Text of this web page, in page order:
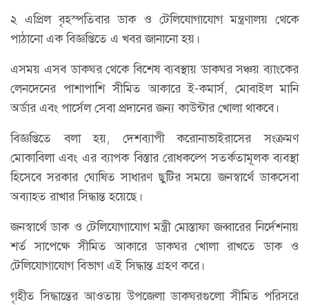
২ এপ্রিল বৃহস্পতিবার ডাক ও টেলিযোগাযোগ মন্ত্রণালয় থেকে
পাঠানো এক বিজ্ঞপ্তিতে এ খবর জানানো হয়।
এসময় এসব ডাকঘর থেকে বিশেষ ব্যবস্থায় ডাকঘর সঞ্চয় ব্যাংকের
লেনদেনের পাশাপাশি সীমিত আকারে ই-কমার্স, মোবাইল মানি
অর্ডার এবং পার্সেল সেবা প্রদানের জন্য কাউন্টার খোলা থাকবে।
বিজ্ঞপ্তিতে বলা হয়, দেশব্যাপী করোনাভাইরাসের সংক্রমণ
মোকাবিলা এবং এর ব্যাপক বিস্তার রোধকল্পে সতর্কতামূলক ব্যবস্থা
হিসেবে সরকার ঘোষিত সাধারণ ছুটির সময়ে জনস্বার্থে ডাকসেবা
অব্যাহত রাখার সিদ্ধান্ত হয়েছে।
জনস্বার্থে ডাক ও টেলিযোগাযোগ মন্ত্রী মোস্তাফা জব্বারের নির্দেশনায়
শর্ত সাপেক্ষে সীমিত আকারে ডাকঘর খোলা রাখতে ডাক ও
টেলিযোগাযোগ বিভাগ এই সিদ্ধান্ত গ্রহণ করে।
গৃহীত সিদ্ধান্তের আওতায় উপজেলা ডাকঘরগুলো সীমিত পরিসরে